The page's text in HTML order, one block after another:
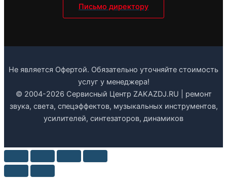
Письмо директору
Не является Офертой. Обязательно уточняйте стоимость
услуг у менеджера!
© 2004-2026 Сервисный Центр ZAKAZDJ.RU | ремонт
звука, света, спецэффектов, музыкальных инструментов,
усилителей, синтезаторов, динамиков